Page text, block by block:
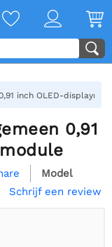
inch OLED-
0,91
Model
Schrijf een review